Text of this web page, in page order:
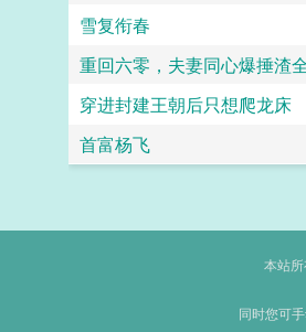
雪复衔春
重回六零，夫妻同心爆捶渣
穿进封建王朝后只想爬龙床
首富杨飞
本站
同时您可